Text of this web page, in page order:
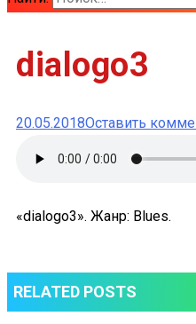
dialogo3
20.05.2018Оставить
«dialogo3». Жанр: Blues.
RELATED POSTS